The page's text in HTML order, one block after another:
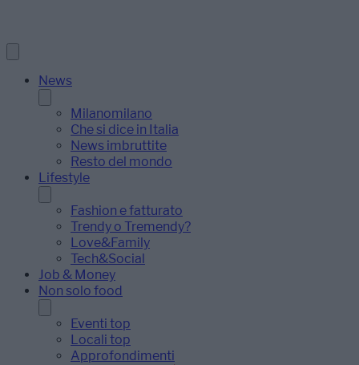
News
Milanomilano
Che si dice in Italia
News imbruttite
Resto del mondo
Lifestyle
Fashion e fatturato
Trendy o Tremendy?
Love&Family
Tech&Social
Job & Money
Non solo food
Eventi top
Locali top
Approfondimenti